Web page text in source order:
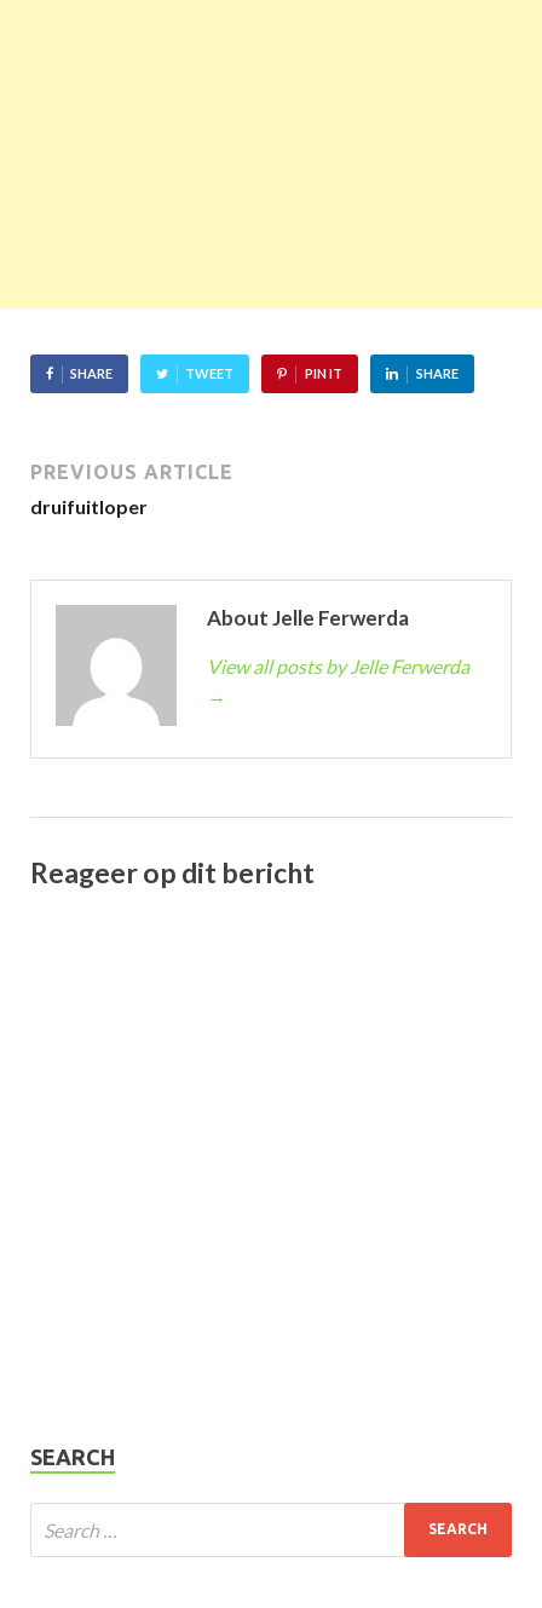
SHARE TWEET PIN IT SHARE
PREVIOUS ARTICLE
druifuitloper
About Jelle Ferwerda
View all posts by Jelle Ferwerda
→
Reageer op dit bericht
SEARCH